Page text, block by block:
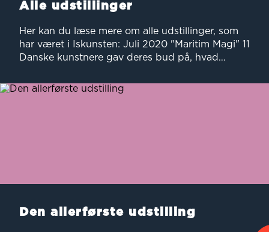
Alle udstillinger
Her kan du læse mere om alle udstillinger, som
har været i Iskunsten: Juli 2020 "Maritim Magi" 11
Danske kunstnere gav deres bud på, hvad…
Den allerførste udstilling